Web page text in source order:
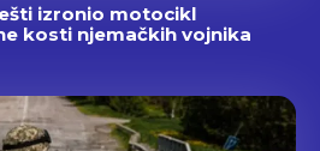
izronio motocikl
kosti njemačkih vojnika